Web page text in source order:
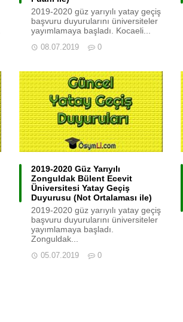
2019-2020 güz yarıyılı yatay geçiş
başvuru duyurularını üniversiteler
yayımlamaya başladı. Kocaeli...
08.07.2019 0
2019-2020 Güz Yarıyılı
Zonguldak Bülent Ecevit
Üniversitesi Yatay Geçiş
Duyurusu (Not Ortalaması ile)
2019-2020 güz yarıyılı yatay geçiş
başvuru duyurularını üniversiteler
yayımlamaya başladı.
Zonguldak...
05.07.2019 0